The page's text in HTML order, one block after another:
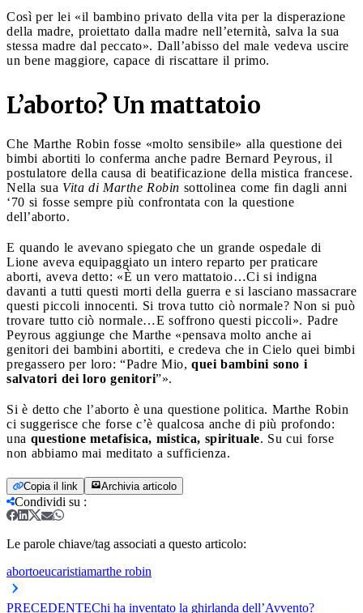
Così per lei «il bambino privato della vita per la disperazione
della madre, proiettato dalla madre nell’eternità, salva la sua
stessa madre dal peccato». Dall’abisso del male vedeva uscire
un bene maggiore, capace di riscattare il primo.
L’aborto? Un mattatoio
Che Marthe Robin fosse «molto sensibile» alla questione dei
bimbi abortiti lo conferma anche padre Bernard Peyrous, il
postulatore della causa di beatificazione della mistica francese.
Nella sua Vita di Marthe Robin sottolinea come fin dagli anni
‘70 si fosse sempre più confrontata con la questione
dell’aborto.
E quando le avevano spiegato che un grande ospedale di
Lione aveva equipaggiato un intero reparto per praticare
aborti, aveva detto: «È un vero mattatoio…Ci si indigna
davanti a tutti questi morti della guerra e si lasciano massacrare
questi piccoli innocenti. Si trova tutto ciò normale? Non si può
trovare tutto ciò normale…E soffrono questi piccoli». Padre
Peyrous aggiunge che Marthe «pensava molto anche ai
genitori dei bambini abortiti, e credeva che in Cielo quei bimbi
pregassero per loro: “Padre Mio, quei bambini sono i
salvatori dei loro genitori”».
Si è detto che l’aborto è una questione politica. Marthe Robin
ci suggerisce che forse c’è qualcosa anche di più profondo:
una questione metafisica, mistica, spirituale. Su cui forse
non abbiamo mai meditato a sufficienza.
Copia il link Archivia articolo
Condividi su :
Le parole chiave/tag associati a questo articolo:
abortoeucaristiamarthe robin
PRECEDENTEChi ha inventato la ghirlanda dell’Avvento?